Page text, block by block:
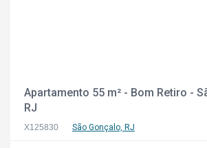
Apartamento 55 m² - Bom Retiro -
RJ
X125830 São Gonçalo, RJ